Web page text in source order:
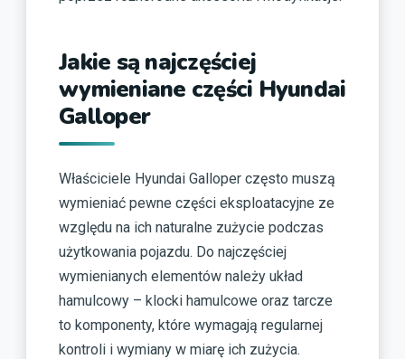
Jakie są najczęściej
wymieniane części Hyundai
Galloper
Właściciele Hyundai Galloper często muszą
wymieniać pewne części eksploatacyjne ze
względu na ich naturalne zużycie podczas
użytkowania pojazdu. Do najczęściej
wymienianych elementów należy układ
hamulcowy – klocki hamulcowe oraz tarcze
to komponenty, które wymagają regularnej
kontroli i wymiany w miarę ich zużycia.